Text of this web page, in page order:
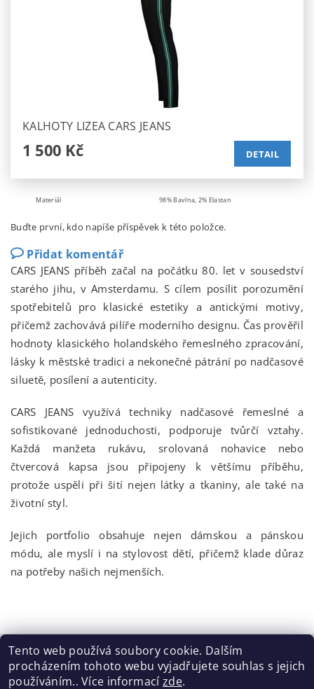
KALHOTY LIZEA CARS JEANS
1 500 Kč DETAIL
Materiál 98% Bavlna, 2% Elastan
Buďte první, kdo napíše příspěvek k této položce.
Přidat komentář
CARS JEANS příběh začal na počátku 80. let v sousedství
starého jihu, v Amsterdamu. S cílem posílit porozumění
spotřebitelů pro klasické estetiky a antickými motivy,
přičemž zachovává pilíře moderního designu. Čas prověřil
hodnoty klasického holandského řemeslného zpracování,
lásky k městské tradici a nekonečné pátrání po nadčasové
siluetě, posílení a autenticity.
CARS JEANS využívá techniky nadčasové řemeslné a
sofistikované jednoduchosti, podporuje tvůrčí vztahy.
Každá manžeta rukávu, srolovaná nohavice nebo
čtvercová kapsa jsou připojeny k většímu příběhu,
protože uspěli při šití nejen látky a tkaniny, ale také na
životní styl.
Jejich portfolio obsahuje nejen dámskou a pánskou
módu, ale myslí i na stylovost dětí, přičemž klade důraz
na potřeby našich nejmenších.
Tabulka velikostí | Doprava a Platba | Blog |
Podmínky ochrany osobních údajů | Obchodní podmínky
Tento web používá soubory cookie. Dalším
procházením tohoto webu vyjadřujete souhlas s jejich
používáním.. Více informacízde.